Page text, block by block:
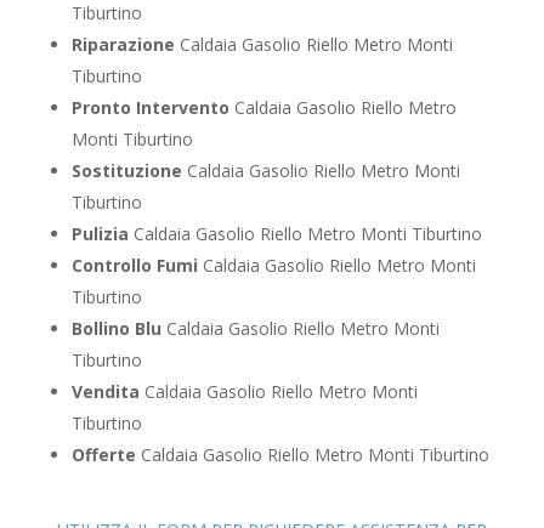
Tiburtino
Riparazione Caldaia Gasolio Riello Metro Monti
Tiburtino
Pronto Intervento Caldaia Gasolio Riello Metro
Monti Tiburtino
Sostituzione Caldaia Gasolio Riello Metro Monti
Tiburtino
Pulizia Caldaia Gasolio Riello Metro Monti Tiburtino
Controllo Fumi Caldaia Gasolio Riello Metro Monti
Tiburtino
Bollino Blu Caldaia Gasolio Riello Metro Monti
Tiburtino
Vendita Caldaia Gasolio Riello Metro Monti
Tiburtino
Offerte Caldaia Gasolio Riello Metro Monti Tiburtino